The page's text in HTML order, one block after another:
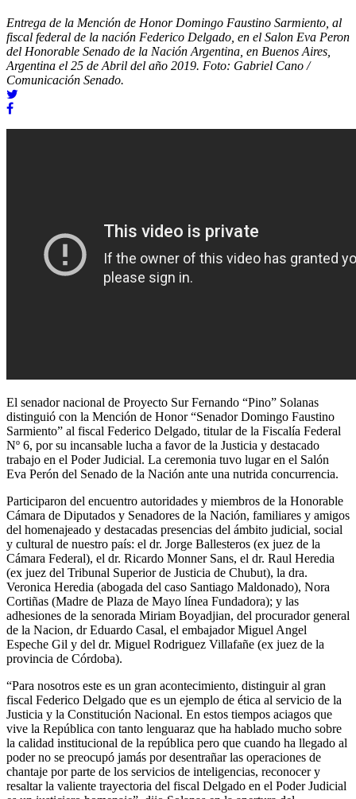
Entrega de la Mención de Honor Domingo Faustino Sarmiento, al
fiscal federal de la nación Federico Delgado, en el Salon Eva Peron
del Honorable Senado de la Nación Argentina, en Buenos Aires,
Argentina el 25 de Abril del año 2019. Foto: Gabriel Cano /
Comunicación Senado.
El senador nacional de Proyecto Sur Fernando “Pino” Solanas
distinguió con la Mención de Honor “Senador Domingo Faustino
Sarmiento” al fiscal Federico Delgado, titular de la Fiscalía Federal
Nº 6, por su incansable lucha a favor de la Justicia y destacado
trabajo en el Poder Judicial. La ceremonia tuvo lugar en el Salón
Eva Perón del Senado de la Nación ante una nutrida concurrencia.
Participaron del encuentro autoridades y miembros de la Honorable
Cámara de Diputados y Senadores de la Nación, familiares y amigos
del homenajeado y destacadas presencias del ámbito judicial, social
y cultural de nuestro país: el dr. Jorge Ballesteros (ex juez de la
Cámara Federal), el dr. Ricardo Monner Sans, el dr. Raul Heredia
(ex juez del Tribunal Superior de Justicia de Chubut), la dra.
Veronica Heredia (abogada del caso Santiago Maldonado), Nora
Cortiñas (Madre de Plaza de Mayo línea Fundadora); y las
adhesiones de la senorada Miriam Boyadjian, del procurador general
de la Nacion, dr Eduardo Casal, el embajador Miguel Angel
Espeche Gil y del dr. Miguel Rodriguez Villafañe (ex juez de la
provincia de Córdoba).
“Para nosotros este es un gran acontecimiento, distinguir al gran
fiscal Federico Delgado que es un ejemplo de ética al servicio de la
Justicia y la Constitución Nacional. En estos tiempos aciagos que
vive la República con tanto lenguaraz que ha hablado mucho sobre
la calidad institucional de la república pero que cuando ha llegado al
poder no se preocupó jamás por desentrañar las operaciones de
chantaje por parte de los servicios de inteligencias, reconocer y
resaltar la valiente trayectoria del fiscal Delgado en el Poder Judicial